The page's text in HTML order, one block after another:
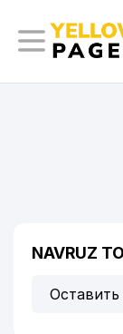
NAVRUZ
Оставить